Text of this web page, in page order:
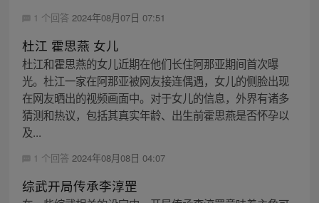
1 个回答 2024年08月07日 07:51
杜江 霍思燕 女儿
杜江和霍思燕的女儿近期在他们长住阿那亚期间首次曝
光。杜江一家在阿那亚被网友接连偶遇，女儿的侧脸出现
在网友晒出的视频画面中。对于女儿的信息，外界有诸多
猜测和热议，包括其真实年龄、出生前霍思燕是否怀孕以
及...
1 个回答 2024年08月08日 04:07
综武开局传承李淳罡